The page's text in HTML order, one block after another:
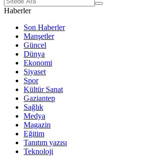
Haberler
Son Haberler
Manşetler
Güncel
Dünya
Ekonomi
Siyaset
Spor
Kültür Sanat
Gaziantep
Sağlık
Medya
Magazin
Eğitim
Tanıtım yazısı
Teknoloji